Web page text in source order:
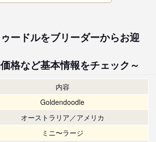
ードルをブリーダーからお迎
格など基本情報をチェック～
内容
Goldendoodle
オーストラリア／アメリカ
ミニ〜ラージ